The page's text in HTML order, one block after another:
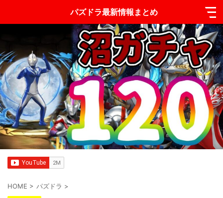
パズドラ最新情報まとめ
HOME > パズドラ >